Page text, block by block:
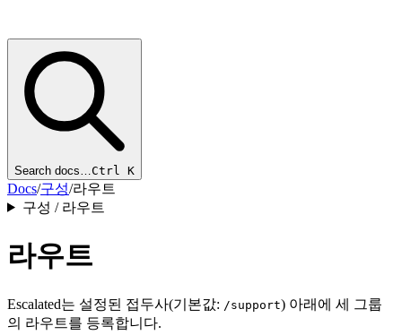
Search docs… Ctrl K
Docs/구성/라우트
구성 / 라우트
라우트
Escalated는 설정된 접두사(기본값: /support) 아래에 세 그룹
의 라우트를 등록합니다.